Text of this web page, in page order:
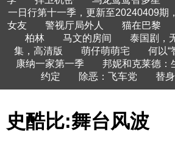
一日行第十一季，更新至20240409期
女友
警视厅局外人 猫在巴黎
柏林
马文的房间
泰国剧，
集，高清版
萌仔萌萌宅 何以“
康纳一家第一季
邦妮和克莱德：
约定
除恶：飞车党 替
史酷比:舞台风波